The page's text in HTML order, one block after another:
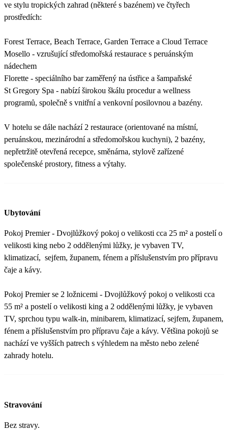
ve stylu tropických zahrad (některé s bazénem) ve čtyřech
prostředích:
Forest Terrace, Beach Terrace, Garden Terrace a Cloud Terrace
Mosello - vzrušující středomořská restaurace s peruánským
nádechem
Florette - speciálního bar zaměřený na ústřice a šampaňské
St Gregory Spa - nabízí širokou škálu procedur a wellness
programů, společně s vnitřní a venkovní posilovnou a bazény.
V hotelu se dále nachází 2 restaurace (orientované na místní,
peruánskou, mezinárodní a středomořskou kuchyni), 2 bazény,
nepřetržitě otevřená recepce, směnárna, stylově zařízené
společenské prostory, fitness a výtahy.
Ubytování
Pokoj Premier - Dvojlůžkový pokoj o velikosti cca 25 m² a postelí o
velikosti king nebo 2 oddělenými lůžky, je vybaven TV,
klimatizací, sejfem, županem, fénem a příslušenstvím pro přípravu
čaje a kávy.
Pokoj Premier se 2 ložnicemi - Dvojlůžkový pokoj o velikosti cca
55 m² a postelí o velikosti king a 2 oddělenými lůžky, je vybaven
TV, sprchou typu walk-in, minibarem, klimatizací, sejfem, županem,
fénem a příslušenstvím pro přípravu čaje a kávy. Většina pokojů se
nachází ve vyšších patrech s výhledem na město nebo zelené
zahrady hotelu.
Stravování
Bez stravy.